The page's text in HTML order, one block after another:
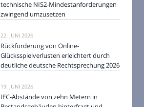
technische NIS2-Mindestanforderungen
zwingend umzusetzen
22. JUNI 2026
Rückforderung von Online-
Glücksspielverlusten erleichtert durch
deutliche deutsche Rechtsprechung 2026
19. JUNI 2026
IEC-Abstände von zehn Metern in